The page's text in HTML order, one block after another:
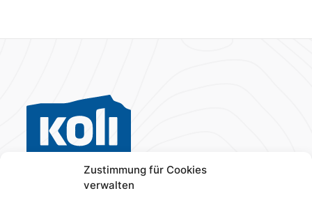
Zustimmung für Cookies
verwalten